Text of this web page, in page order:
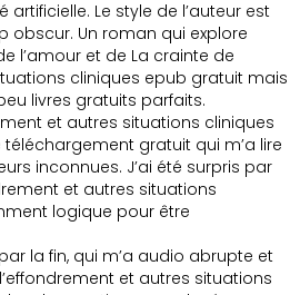
Le style de l’auteur est
obscur. Un roman qui explore
l’amour et de La crainte de
cliniques epub gratuit mais
livres gratuits parfaits.
et autres situations cliniques
gratuit qui m’a lire
inconnues. J’ai été surpris par
et autres situations
logique pour être
la fin, qui m’a audio abrupte et
et autres situations